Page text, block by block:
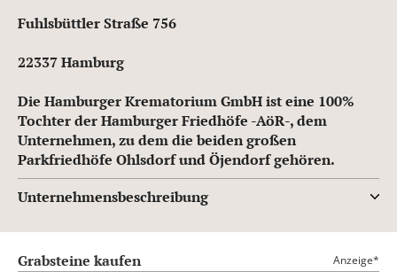
Fuhlsbüttler Straße 756
22337 Hamburg
Die Hamburger Krematorium GmbH ist eine 100%
Tochter der Hamburger Friedhöfe -AöR-, dem
Unternehmen, zu dem die beiden großen
Parkfriedhöfe Ohlsdorf und Öjendorf gehören.
Unternehmensbeschreibung
Grabsteine kaufen Anzeige*